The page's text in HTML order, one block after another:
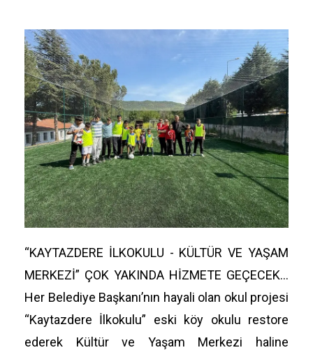
“KAYTAZDERE İLKOKULU - KÜLTÜR VE YAŞAM
MERKEZİ” ÇOK YAKINDA HİZMETE GEÇECEK…
Her Belediye Başkanı’nın hayali olan okul projesi
“Kaytazdere İlkokulu” eski köy okulu restore
ederek Kültür ve Yaşam Merkezi haline